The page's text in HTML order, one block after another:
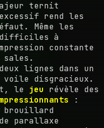
ternit
rend les
Même les
difficiles à
constante
lignes dans un
disgracieux.
le jeu révèle des
:
brouillard
parallaxe